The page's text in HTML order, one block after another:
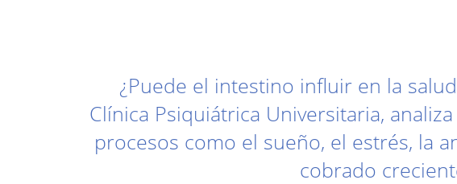
¿Puede el intestino influir en la
Clínica Psiquiátrica Universitaria,
procesos como el sueño, el estrés, la
cobrado